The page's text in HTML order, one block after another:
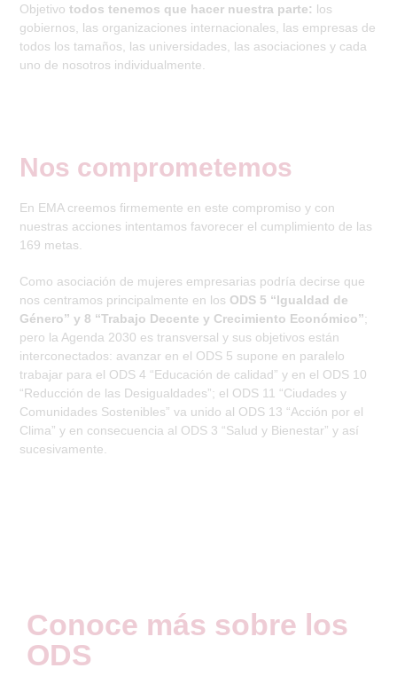
Objetivotodos tenemos que hacer nuestra parte: los
gobiernos, las organizaciones internacionales, las empresas de
todos los tamaños, las universidades, las asociaciones y cada
uno de nosotros individualmente.
Nos comprometemos
En EMA creemos firmemente en este compromiso y con
nuestras acciones intentamos favorecer el cumplimiento de las
169 metas.
Como asociación de mujeres empresarias podría decirse que
nos centramos principalmente en los ODS 5 “Igualdad de
Género” y 8 “Trabajo Decente y Crecimiento Económico”;
pero la Agenda 2030 es transversal y sus objetivos están
interconectados: avanzar en el ODS 5 supone en paralelo
trabajar para el ODS 4 “Educación de calidad” y en el ODS 10
“Reducción de las Desigualdades”; el ODS 11 “Ciudades y
Comunidades Sostenibles” va unido al ODS 13 “Acción por el
Clima” y en consecuencia al ODS 3 “Salud y Bienestar” y así
sucesivamente.
Conoce más sobre los
ODS